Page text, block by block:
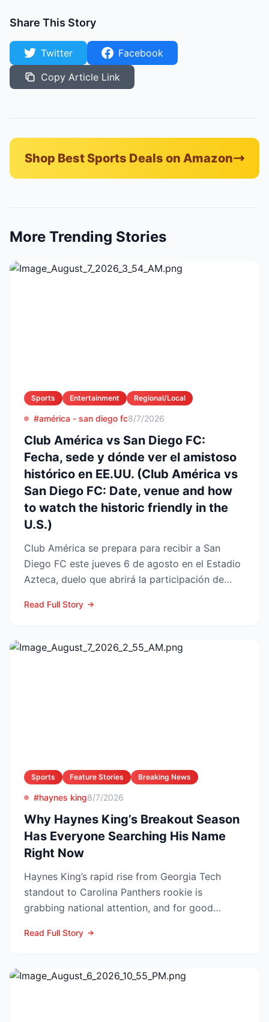
Share This Story
Twitter
Facebook
Copy Article Link
Shop Best Sports Deals on Amazon
More Trending Stories
Sports Entertainment Regional/Local
#américa - san diego fc8/7/2026
Club América vs San Diego FC:
Fecha, sede y dónde ver el amistoso
histórico en EE.UU. (Club América vs
San Diego FC: Date, venue and how
to watch the historic friendly in the
U.S.)
Club América se prepara para recibir a San
Diego FC este jueves 6 de agosto en el Estadio
Azteca, duelo que abrirá la participación de
Read Full Story
Sports Feature Stories Breaking News
#haynes king8/7/2026
Why Haynes King’s Breakout Season
Has Everyone Searching His Name
Right Now
Haynes King’s rapid rise from Georgia Tech
standout to Carolina Panthers rookie is
grabbing national attention, and for good
Read Full Story